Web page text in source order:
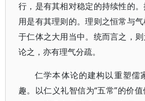
行，是有其相对稳定的持续性的
用是有其理则的。理则之恒常与
于仁体之大用当中。统而言之，
论之，亦有理气分疏。
仁学本体论的建构以重塑儒
趣。以仁义礼智信为“五常”的价